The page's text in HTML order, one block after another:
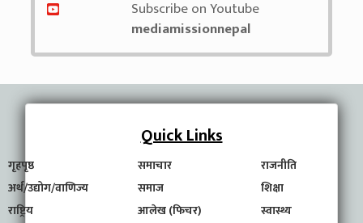
Subscribe on Youtube
mediamissionnepal
Quick Links
गृहपृष्ठ समाचार
राजनीति
अर्थ/उद्योग/वाणिज्य
समाज
शिक्षा
राष्ट्रिय
आलेख (फिचर)
स्वास्थ्य